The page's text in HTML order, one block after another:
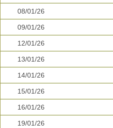
08/01/26
09/01/26
12/01/26
13/01/26
14/01/26
15/01/26
16/01/26
19/01/26